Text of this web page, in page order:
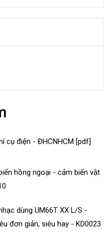
cụ điện - ĐHCNHCM [pdf]
hồng ngoại - cảm biến vật
dùng UM66T XX L/S -
đơn giản, siêu hay - KD0023